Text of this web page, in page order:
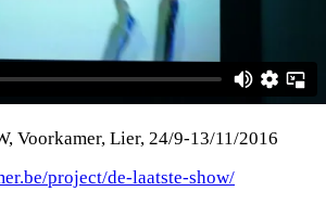
Voorkamer, Lier, 24/9-13/11/2016
project/de-laatste-show/